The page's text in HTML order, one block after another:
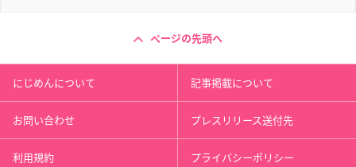
ページの先頭へ
にじめんについて 記事掲載について
お問い合わせ プレスリリース送付先
利用規約 プライバシーポリシー